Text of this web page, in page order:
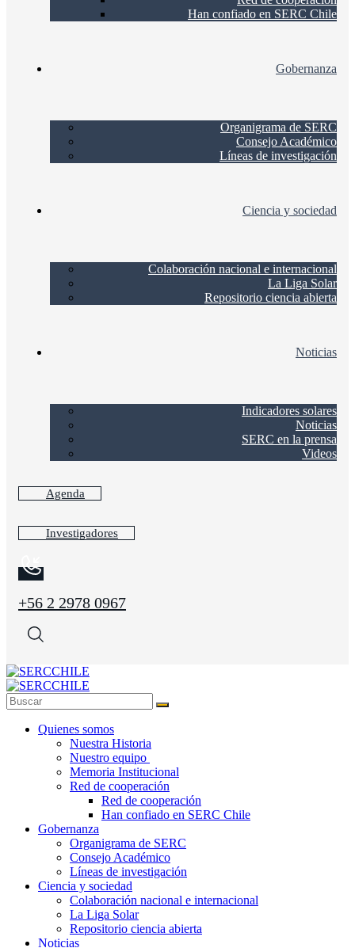
Han confiado en SERC Chile
Gobernanza
Organigrama de SERC
Consejo Académico
Líneas de investigación
Ciencia y sociedad
Colaboración nacional e internacional
La Liga Solar
Repositorio ciencia abierta
Noticias
Indicadores solares
Noticias
SERC en la prensa
Videos
Agenda
Investigadores
+56 2 2978 0967
Quienes somos
Nuestra Historia
Nuestro equipo
Memoria Institucional
Red de cooperación
Red de cooperación
Han confiado en SERC Chile
Gobernanza
Organigrama de SERC
Consejo Académico
Líneas de investigación
Ciencia y sociedad
Colaboración nacional e internacional
La Liga Solar
Repositorio ciencia abierta
Noticias